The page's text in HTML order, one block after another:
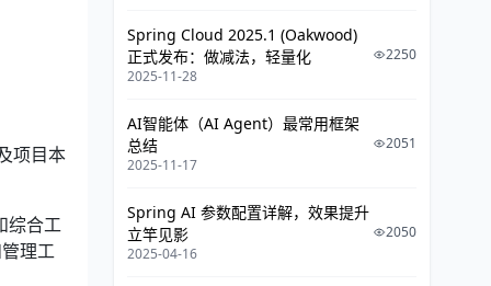
项目本
综合工
理工
多模块构建
一致的项目结构
一致的构建模型
Spring Cloud 2025.1 (Oakwood)
正式发布：做减法，轻量化
2025-11-28
2250
AI智能体（AI Agent）最常用框架
总结
2025-11-17
2051
Spring AI 参数配置详解，效果提升
立竿见影
2025-04-16
2050